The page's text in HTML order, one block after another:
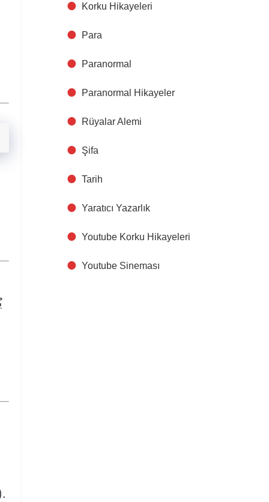
Korku Hikayeleri
Para
Paranormal
Paranormal Hikayeler
Rüyalar Alemi
Şifa
Tarih
Yaratıcı Yazarlık
Youtube Korku Hikayeleri
Youtube Sineması